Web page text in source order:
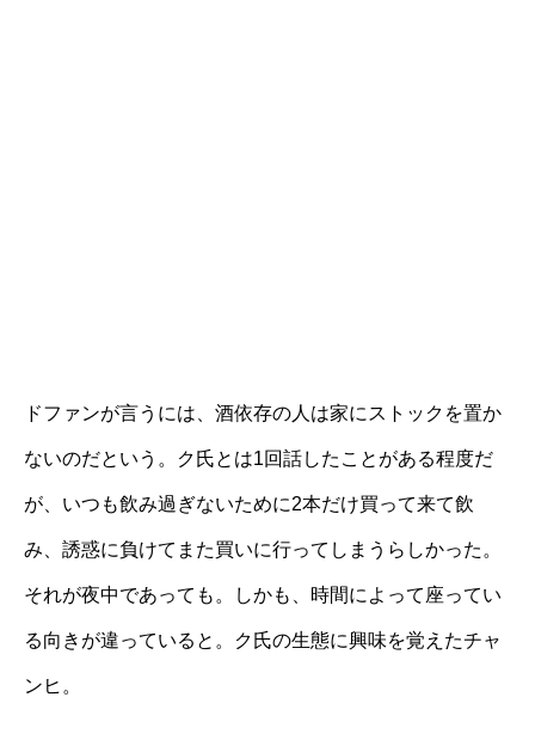
ドファンが言うには、酒依存の人は家にストックを置か
ないのだという。ク氏とは1回話したことがある程度だ
が、いつも飲み過ぎないために2本だけ買って来て飲
み、誘惑に負けてまた買いに行ってしまうらしかった。
それが夜中であっても。しかも、時間によって座ってい
る向きが違っていると。ク氏の生態に興味を覚えたチャ
ンヒ。